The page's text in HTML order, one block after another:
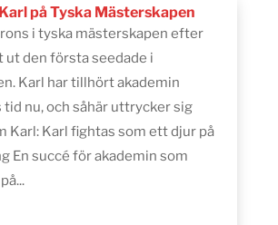
på Tyska Mästerskapen
i tyska mästerskapen efter
ut den första seedade i
Karl har tillhört akademin
tid nu, och såhär uttrycker sig
Karl: Karl fightas som ett djur på
En succé för akademin som